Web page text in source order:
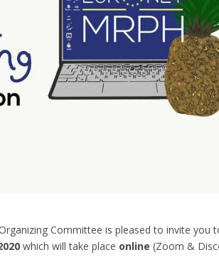
Committee is pleased to invite you
which will take place online (Zoom &